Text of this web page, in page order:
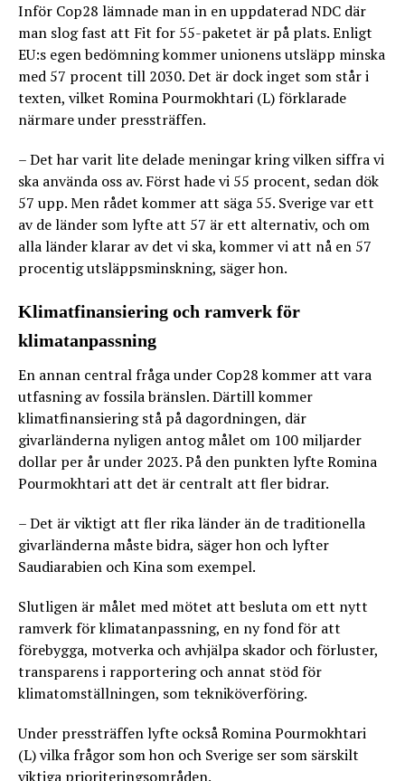
Inför Cop28 lämnade man in en uppdaterad NDC där
man slog fast att Fit for 55-paketet är på plats. Enligt
EU:s egen bedömning kommer unionens utsläpp minska
med 57 procent till 2030. Det är dock inget som står i
texten, vilket Romina Pourmokhtari (L) förklarade
närmare under pressträffen.
– Det har varit lite delade meningar kring vilken siffra vi
ska använda oss av. Först hade vi 55 procent, sedan dök
57 upp. Men rådet kommer att säga 55. Sverige var ett
av de länder som lyfte att 57 är ett alternativ, och om
alla länder klarar av det vi ska, kommer vi att nå en 57
procentig utsläppsminskning, säger hon.
Klimatfinansiering och ramverk för
klimatanpassning
En annan central fråga under Cop28 kommer att vara
utfasning av fossila bränslen. Därtill kommer
klimatfinansiering stå på dagordningen, där
givarländerna nyligen antog målet om 100 miljarder
dollar per år under 2023. På den punkten lyfte Romina
Pourmokhtari att det är centralt att fler bidrar.
– Det är viktigt att fler rika länder än de traditionella
givarländerna måste bidra, säger hon och lyfter
Saudiarabien och Kina som exempel.
Slutligen är målet med mötet att besluta om ett nytt
ramverk för klimatanpassning, en ny fond för att
förebygga, motverka och avhjälpa skador och förluster,
transparens i rapportering och annat stöd för
klimatomställningen, som tekniköverföring.
Under pressträffen lyfte också Romina Pourmokhtari
(L) vilka frågor som hon och Sverige ser som särskilt
viktiga prioriteringsområden.